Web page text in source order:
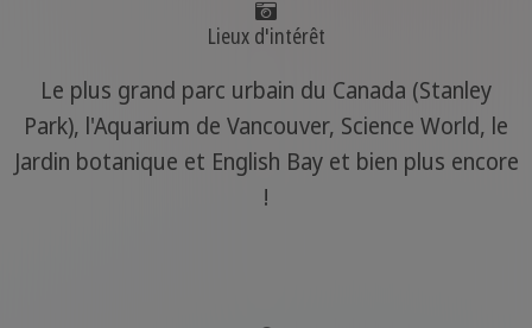
Lieux d'intérêt
Le plus grand parc urbain du Canada (Stanley
Park), l'Aquarium de Vancouver, Science World, le
Jardin botanique et English Bay et bien plus encore
!